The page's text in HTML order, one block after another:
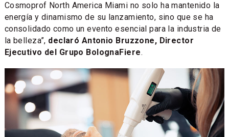
Cosmoprof North America Miami no solo ha mantenido la
energía y dinamismo de su lanzamiento, sino que se ha
consolidado como un evento esencial para la industria de
la belleza”, declaró Antonio Bruzzone, Director
Ejecutivo del Grupo BolognaFiere.